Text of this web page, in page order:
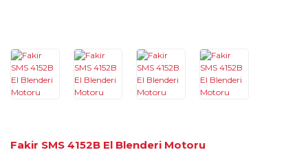
Fakir SMS 4152B El Blenderi Motoru